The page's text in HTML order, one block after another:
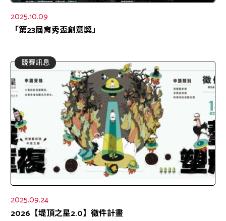
2025.10.09
「第23屆育秀盃創意獎」
競賽訊息
2025.09.24
2026【堤頂之星2.0】徵件計畫